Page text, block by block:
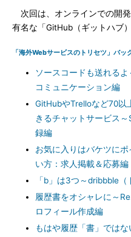
次回は、オンラインでの開
有名な「GitHub（ギットハブ
「海外Webサービスのトリセツ」バッ
ソースコードも送れる
コミュニケーション編
GitHubやTrelloなど70以
きるチャットサービス
録編
お気に入りはバケツに
い方：求人掲載＆応募編
「b」は3つ～dribbble
履歴書をオシャレに～
ロフィール作成編
もはや履歴「書」では